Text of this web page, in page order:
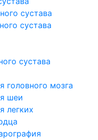
сустава
сустава
сустава
головного мозга
шеи
легких